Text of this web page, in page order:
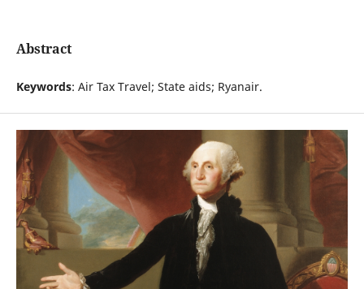
Abstract
Keywords: Air Tax Travel; State aids; Ryanair.